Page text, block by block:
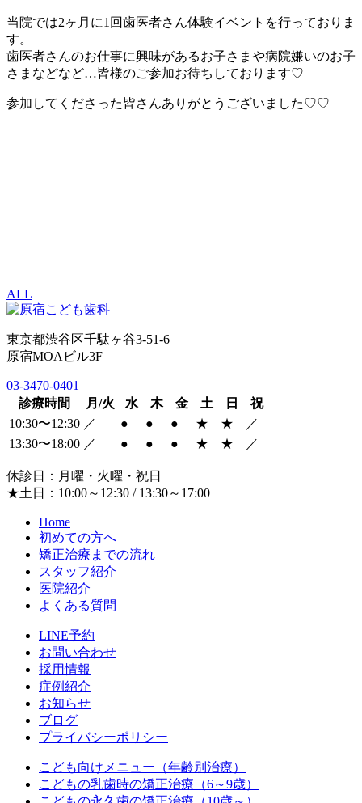
当院では2ヶ月に1回歯医者さん体験イベントを行っておりま
す。
歯医者さんのお仕事に興味があるお子さまや病院嫌いのお子
さまなどなど…皆様のご参加お待ちしております♡
参加してくださった皆さんありがとうございました♡♡
ALL
東京都渋谷区千駄ヶ谷3-51-6
原宿MOAビル3F
03-3470-0401
診療時間
月/火 水 木 金 土 日
祝
10:30〜12:30 ／ ● ● ● ★ ★
／
13:30〜18:00 ／ ● ● ● ★ ★ ／
休診日：月曜・火曜・祝日
★土日：10:00～12:30 / 13:30～17:00
Home
初めての方へ
矯正治療までの流れ
スタッフ紹介
医院紹介
よくある質問
LINE予約
お問い合わせ
採用情報
症例紹介
お知らせ
ブログ
プライバシーポリシー
こども向けメニュー（年齢別治療）
こどもの乳歯時の矯正治療（6～9歳）